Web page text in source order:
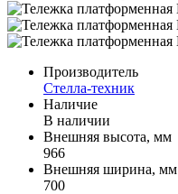
Производитель
Стелла-техник
Наличие
В наличии
Внешняя высота, мм
966
Внешняя ширина, мм
700